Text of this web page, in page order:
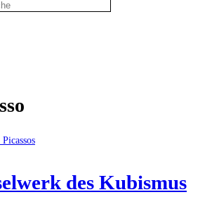
des Kubismus